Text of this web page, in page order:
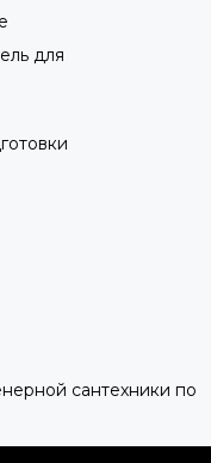
для
сантехники по